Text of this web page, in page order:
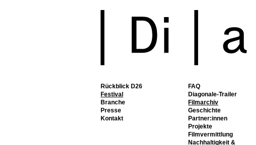
Rückblick D26
Festival
FAQ
Diagonale-Trailer
Filmarchiv
Geschichte
Partner:innen
Projekte
Filmvermittlung
Nachhaltigkeit &
Branche
Presse
Kontakt